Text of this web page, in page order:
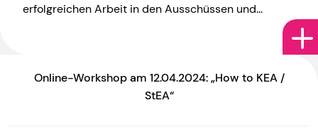
erfolgreichen Arbeit in den Ausschüssen und
Online-Workshop am 12.04.2024: „How to KEA /
StEA“